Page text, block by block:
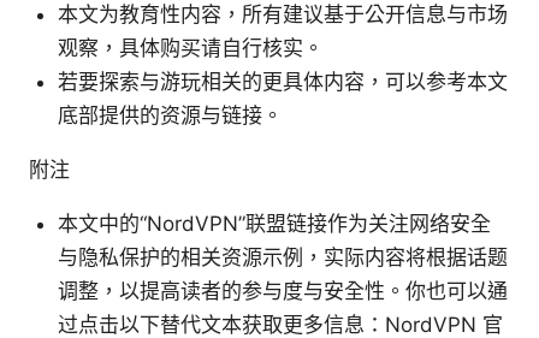
本文为教育性内容，所有建议基于公开信息与市场
观察，具体购买请自行核实。
若要探索与游玩相关的更具体内容，可以参考本文
底部提供的资源与链接。
附注
本文中的“NordVPN”联盟链接作为关注网络安全
与隐私保护的相关资源示例，实际内容将根据话题
调整，以提高读者的参与度与安全性。你也可以通
过点击以下替代文本获取更多信息：NordVPN 官